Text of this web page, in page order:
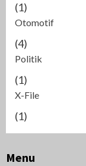
(1)
Otomotif
(4)
Politik
(1)
X-File
(1)
Menu